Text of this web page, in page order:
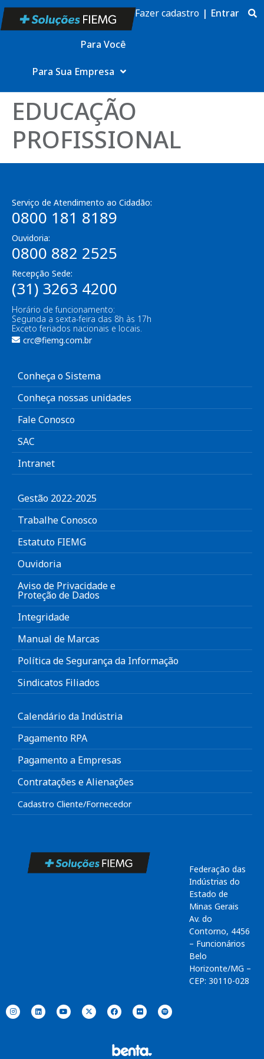
Para Você
Para Sua Empresa
Fazer cadastro | Entrar
EDUCAÇÃO
PROFISSIONAL
Serviço de Atendimento ao Cidadão:
0800 181 8189
Ouvidoria:
0800 882 2525
Recepção Sede:
(31) 3263 4200
Horário de funcionamento:
Segunda a sexta-feira das 8h às 17h
Exceto feriados nacionais e locais.
crc@fiemg.com.br
Conheça o Sistema
Conheça nossas unidades
Fale Conosco
SAC
Intranet
Gestão 2022-2025
Trabalhe Conosco
Estatuto FIEMG
Ouvidoria
Aviso de Privacidade e
Proteção de Dados
Integridade
Manual de Marcas
Política de Segurança da Informação
Sindicatos Filiados
Calendário da Indústria
Pagamento RPA
Pagamento a Empresas
Contratações e Alienações
Cadastro Cliente/Fornecedor
Federação das
Indústrias do
Estado de
Minas Gerais
Av. do
Contorno, 4456
– Funcionários
Belo
Horizonte/MG –
CEP: 30110-028